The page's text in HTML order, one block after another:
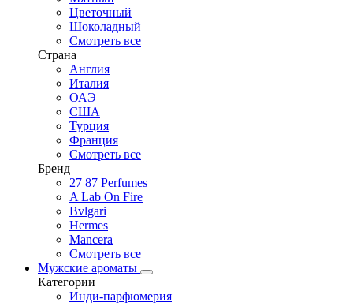
Цветочный
Шоколадный
Смотреть все
Страна
Англия
Италия
ОАЭ
США
Турция
Франция
Смотреть все
Бренд
27 87 Perfumes
A Lab On Fire
Bvlgari
Hermes
Mancera
Смотреть все
Мужские ароматы
Категории
Инди-парфюмерия